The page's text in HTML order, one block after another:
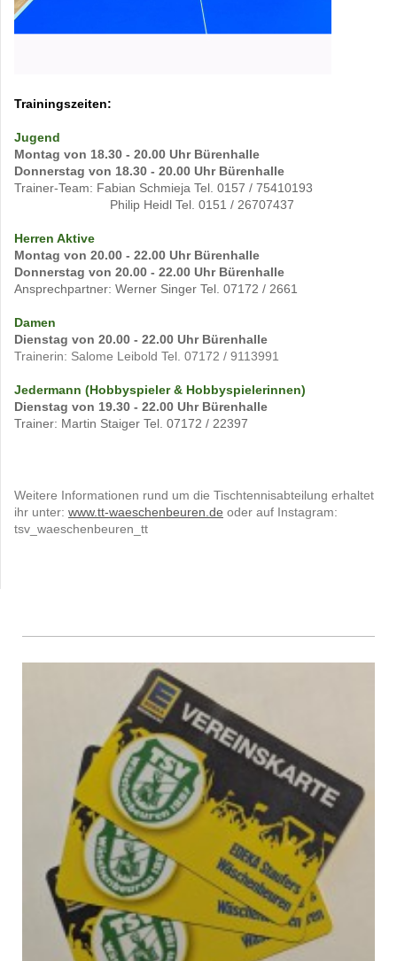
Trainingszeiten:
Jugend
Montag von 18.30 - 20.00 Uhr Bürenhalle
Donnerstag von 18.30 - 20.00 Uhr Bürenhalle
Trainer-Team: Fabian Schmieja Tel. 0157 / 75410193
Philip Heidl Tel. 0151 / 26707437
Herren Aktive
Montag von 20.00 - 22.00 Uhr Bürenhalle
Donnerstag von 20.00 - 22.00 Uhr Bürenhalle
Ansprechpartner: Werner Singer Tel. 07172 / 2661
Damen
Dienstag von 20.00 - 22.00 Uhr Bürenhalle
Trainerin: Salome Leibold Tel. 07172 / 9113991
Jedermann (Hobbyspieler & Hobbyspielerinnen)
Dienstag von 19.30 - 22.00 Uhr Bürenhalle
Trainer: Martin Staiger Tel. 07172 / 22397
Weitere Informationen rund um die Tischtennisabteilung erhaltet
ihr unter: www.tt-waeschenbeuren.de oder auf Instagram:
tsv_waeschenbeuren_tt